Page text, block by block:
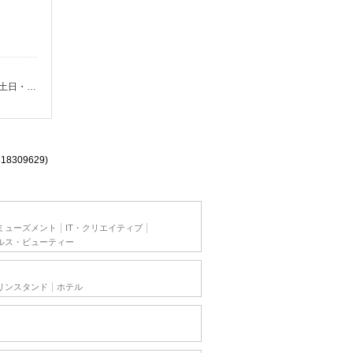
時給1150円 ※22:00以降は時給1438円 ※高校生時給1100円 ※労働組合費あり（基本時給×月間時間数×1.8％） ■土日・祝手当 土日・祝は時給＋50円
ューズメント
IT・クリエイティブ
ス・ビューティー
ンスタンド ホテル